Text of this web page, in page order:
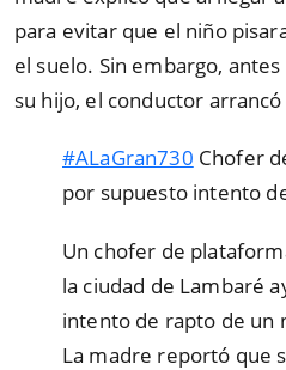
para evitar que el niño
el suelo. Sin embargo,
su hijo, el conductor
#ALaGran730 Chofer
por supuesto intento
Un chofer de
la ciudad de Lambaré
intento de rapto de un
La madre reportó que